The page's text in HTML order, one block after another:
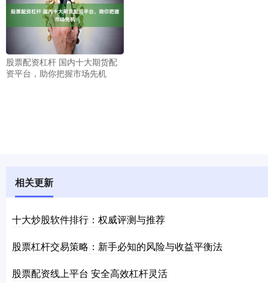
股票配资杠杆 国内十大期货配
资平台，助你把握市场先机
相关更新
十大炒股软件排行：权威评测与推荐
股票杠杆交易策略：新手必知的风险与收益平衡法
股票配资线上平台 安全高效杠杆灵活